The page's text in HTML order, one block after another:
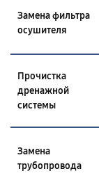
Замена фильтра
осушителя
Прочистка
дренажной
системы
Замена
трубопровода